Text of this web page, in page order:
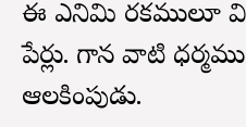
ఈ ఎనిమిది రకములూ
పేర్లు. గాన వాటి
ఆలకింపుడు.